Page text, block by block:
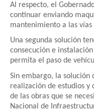
Al respecto, el
continuar enviando
mantenimiento a las
Una segunda solución
consecución e
permita el paso de
Sin embargo, la solución
realización de estudios y
de las obras que se
Nacional de